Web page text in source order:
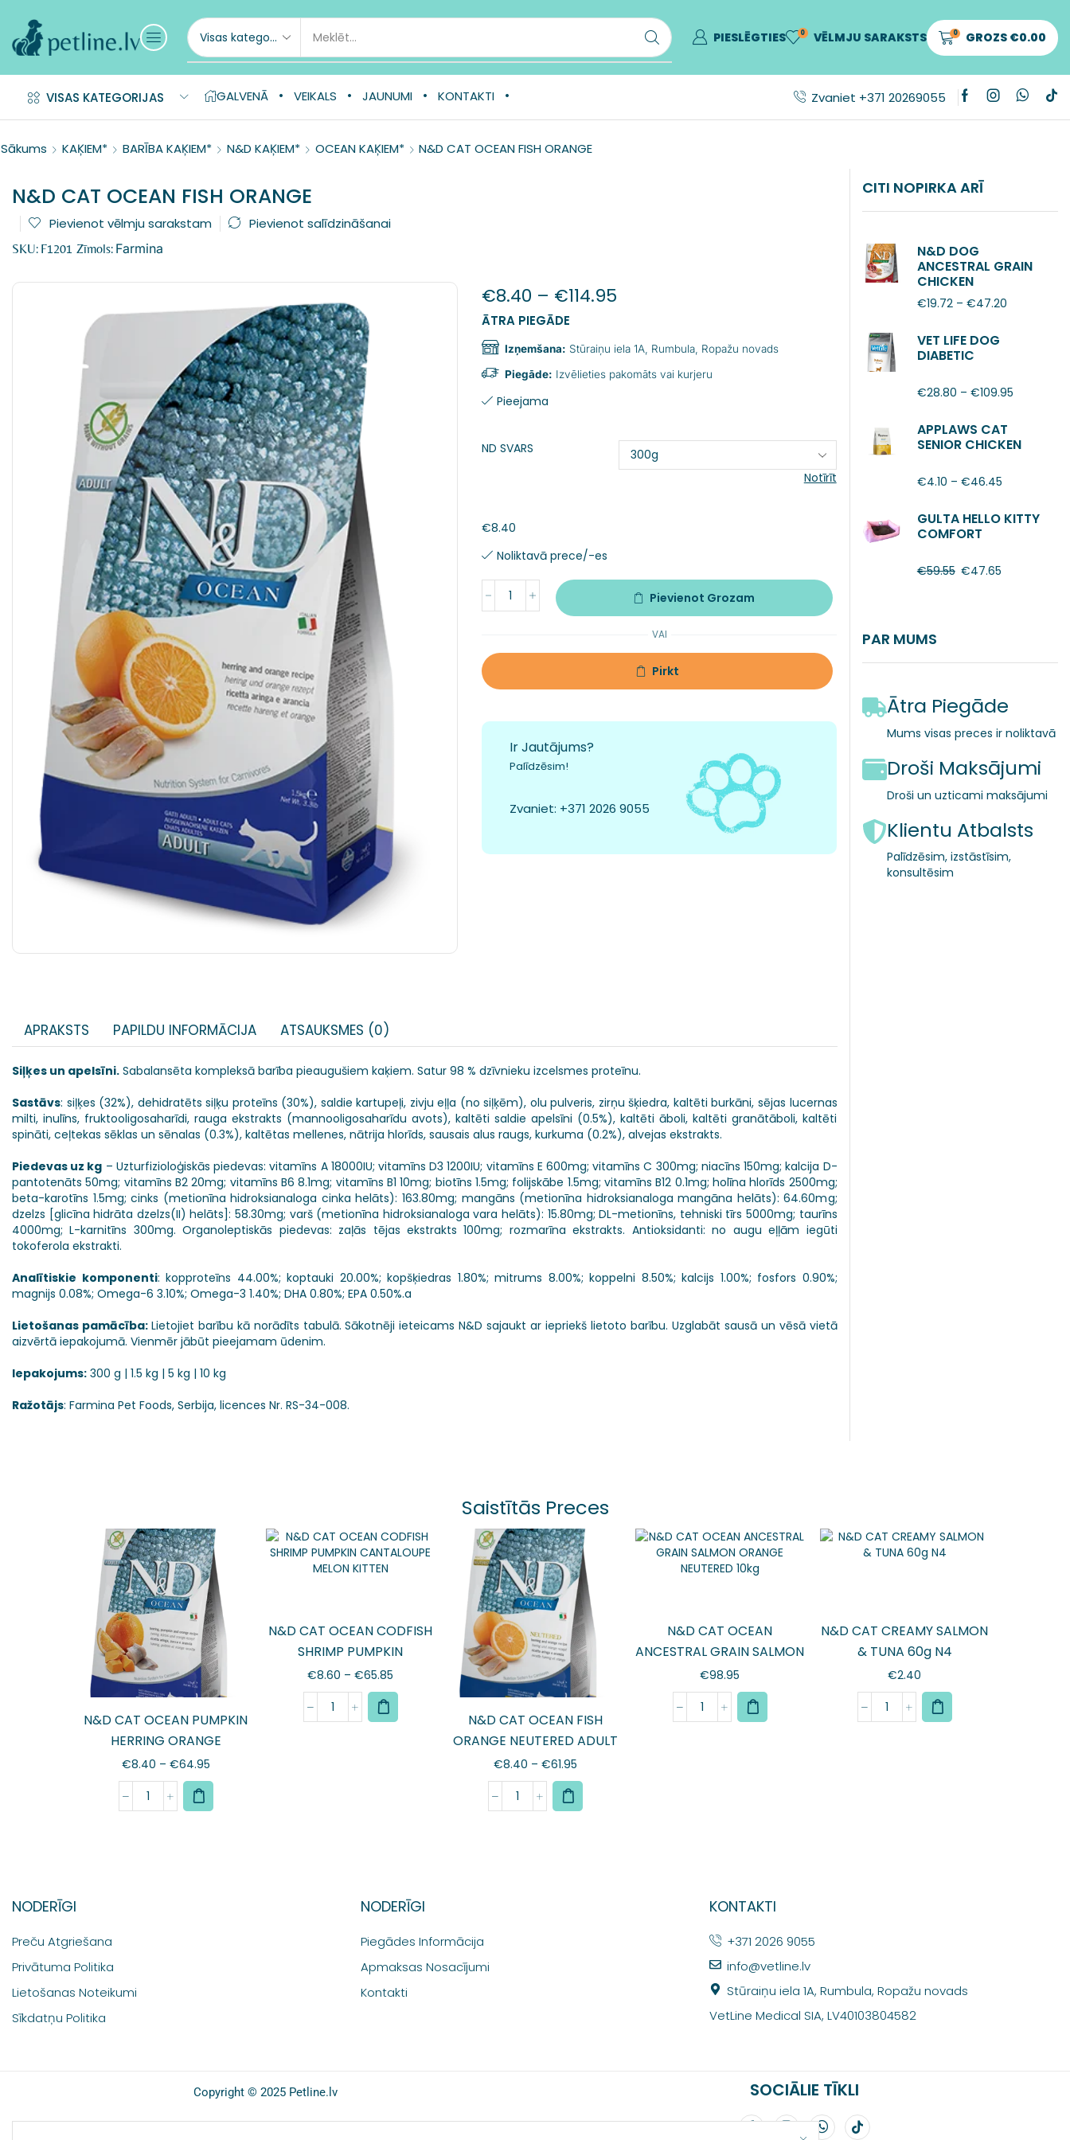
PIESLĒGTIES 0 VĒLMJU SARAKSTS 0 GROZS €0.00
VISAS KATEGORIJAS GALVENĀ VEIKALS JAUNUMI KONTAKTI Zvaniet +371 20269055
Sākums KAĶIEM* BARĪBA KAĶIEM* N&D KAĶIEM* OCEAN KAĶIEM* N&D CAT OCEAN FISH ORANGE
N&D CAT OCEAN FISH ORANGE
Pievienot vēlmju sarakstam Pievienot salīdzināšanai
SKU: F1201 Zīmols: Farmina
€8.40 – €114.95
ĀTRA PIEGĀDE
Izņemšana: Stūraiņu iela 1A, Rumbula, Ropažu novads
Piegāde: Izvēlieties pakomāts vai kurjeru
Pieejama
ND SVARS
Notīrīt
€8.40
Noliktavā prece/-es
Pievienot Grozam
VAI
Pirkt
Ir Jautājums?
Palīdzēsim!
Zvaniet: +371 2026 9055
APRAKSTS PAPILDU INFORMĀCIJA ATSAUKSMES (0)
Siļķes un apelsīni. Sabalansēta kompleksā barība pieaugušiem kaķiem. Satur 98 % dzīvnieku izcelsmes proteīnu.
Sastāvs: siļķes (32%), dehidratēts siļķu proteīns (30%), saldie kartupeļi, zivju eļļa (no siļķēm), olu pulveris, zirņu šķiedra, kaltēti burkāni, sējas lucernas
milti, inulīns, fruktooligosaharīdi, rauga ekstrakts (mannooligosaharīdu avots), kaltēti saldie apelsīni (0.5%), kaltēti āboli, kaltēti granātāboli, kaltēti
spināti, ceļtekas sēklas un sēnalas (0.3%), kaltētas mellenes, nātrija hlorīds, sausais alus raugs, kurkuma (0.2%), alvejas ekstrakts.
Piedevas uz kg – Uzturfizioloģiskās piedevas: vitamīns A 18000IU; vitamīns D3 1200IU; vitamīns E 600mg; vitamīns C 300mg; niacīns 150mg; kalcija D-
pantotenāts 50mg; vitamīns B2 20mg; vitamīns B6 8.1mg; vitamīns B1 10mg; biotīns 1.5mg; folijskābe 1.5mg; vitamīns B12 0.1mg; holīna hlorīds 2500mg;
beta-karotīns 1.5mg; cinks (metionīna hidroksianaloga cinka helāts): 163.80mg; mangāns (metionīna hidroksianaloga mangāna helāts): 64.60mg;
dzelzs [glicīna hidrāta dzelzs(II) helāts]: 58.30mg; varš (metionīna hidroksianaloga vara helāts): 15.80mg; DL-metionīns, tehniski tīrs 5000mg; taurīns
4000mg; L-karnitīns 300mg. Organoleptiskās piedevas: zaļās tējas ekstrakts 100mg; rozmarīna ekstrakts. Antioksidanti: no augu eļļām iegūti
tokoferola ekstrakti.
Analītiskie komponenti: kopproteīns 44.00%; koptauki 20.00%; kopšķiedras 1.80%; mitrums 8.00%; koppelni 8.50%; kalcijs 1.00%; fosfors 0.90%;
magnijs 0.08%; Omega-6 3.10%; Omega-3 1.40%; DHA 0.80%; EPA 0.50%.a
Lietošanas pamācība: Lietojiet barību kā norādīts tabulā. Sākotnēji ieteicams N&D sajaukt ar iepriekš lietoto barību. Uzglabāt sausā un vēsā vietā
aizvērtā iepakojumā. Vienmēr jābūt pieejamam ūdenim.
Iepakojums: 300 g | 1.5 kg | 5 kg | 10 kg
Ražotājs: Farmina Pet Foods, Serbija, licences Nr. RS-34-008.
CITI NOPIRKA ARĪ
N&D DOG
ANCESTRAL GRAIN
CHICKEN
POMEGRANATE
ADULT MINI
€19.72 – €47.20
VET LIFE DOG
DIABETIC
€28.80 – €109.95
APPLAWS CAT
SENIOR CHICKEN
€4.10 – €46.45
GULTA HELLO KITTY
COMFORT
€59.55 €47.65
PAR MUMS
Ātra Piegāde
Mums visas preces ir noliktavā
Droši Maksājumi
Droši un uzticami maksājumi
Klientu Atbalsts
Palīdzēsim, izstāstīsim,
konsultēsim
Saistītās Preces
N&D CAT OCEAN PUMPKIN
HERRING ORANGE
€8.40 – €64.95
N&D CAT OCEAN CODFISH
SHRIMP PUMPKIN
CANTALOUPE MELON
KITTEN
€8.60 – €65.85
N&D CAT OCEAN FISH
ORANGE NEUTERED ADULT
€8.40 – €61.95
N&D CAT OCEAN
ANCESTRAL GRAIN SALMON
ORANGE NEUTERED 10kg
€98.95
N&D CAT CREAMY SALMON
& TUNA 60g N4
€2.40
NODERĪGI
Preču Atgriešana
Privātuma Politika
Lietošanas Noteikumi
Sīkdatņu Politika
NODERĪGI
Piegādes Informācija
Apmaksas Nosacījumi
Kontakti
KONTAKTI
+371 2026 9055
info@vetline.lv
Stūraiņu iela 1A, Rumbula, Ropažu novads
VetLine Medical SIA, LV40103804582
Copyright © 2025 Petline.lv SOCIĀLIE TĪKLI